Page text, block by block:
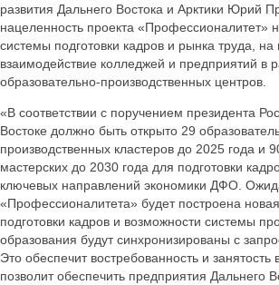
развития Дальнего Востока и Арктики Юрий
нацеленность проекта «Профессионалитет»
системы подготовки кадров и рынка труда, на
взаимодействие колледжей и предприятий в
образовательно-производственных центров.
«В соответствии с поручением президента
Востоке должно быть открыто 29
производственных кластеров до 2025 года и
мастерских до 2030 года для подготовки
ключевых направлений экономики ДФО.
«Профессионалитета» будет построена
подготовки кадров и возможности системы
образования будут синхронизированы с
Это обеспечит востребованность и занятость
позволит обеспечить предприятия Дальнего